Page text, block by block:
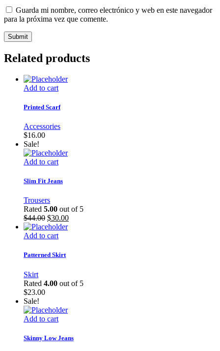
Guarda mi nombre, correo electrónico y web en este navegador
para la próxima vez que comente.
Submit
Related products
Add to cart
Printed Scarf
Accessories
$16.00
Sale!
Add to cart
Slim Fit Jeans
Trousers
Rated 5.00 out of 5
$44.00 $30.00
Add to cart
Patterned Skirt
Skirt
Rated 4.00 out of 5
$23.00
Sale!
Add to cart
Skinny Low Jeans